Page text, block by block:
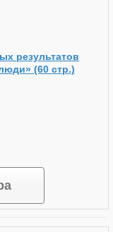
результатов
(60 стр.)